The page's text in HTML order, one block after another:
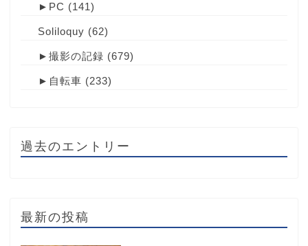
► PC (141)
Soliloquy (62)
► 撮影の記録 (679)
► 自転車 (233)
過去のエントリー
最新の投稿